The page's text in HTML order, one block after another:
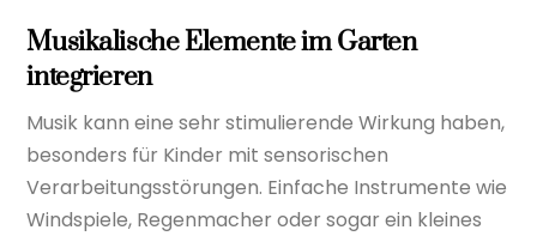
Musikalische Elemente im Garten
integrieren
Musik kann eine sehr stimulierende Wirkung haben,
besonders für Kinder mit sensorischen
Verarbeitungsstörungen. Einfache Instrumente wie
Windspiele, Regenmacher oder sogar ein kleines